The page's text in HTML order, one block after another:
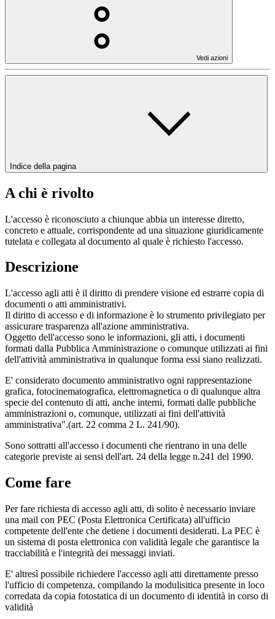
Vedi azioni
Indice della pagina
A chi è rivolto
L'accesso è riconosciuto a chiunque abbia un interesse diretto,
concreto e attuale, corrispondente ad una situazione giuridicamente
tutelata e collegata al documento al quale è richiesto l'accesso.
Descrizione
L'accesso agli atti è il diritto di prendere visione ed estrarre copia di
documenti o atti amministrativi.
Il diritto di accesso e di informazione è lo strumento privilegiato per
assicurare trasparenza all'azione amministrativa.
Oggetto dell'accesso sono le informazioni, gli atti, i documenti
formati dalla Pubblica Amministrazione o comunque utilizzati ai fini
dell'attività amministrativa in qualunque forma essi siano realizzati.
E' considerato documento amministrativo ogni rappresentazione
grafica, fotocinematografica, elettromagnetica o di qualunque altra
specie del contenuto di atti, anche interni, formati dalle pubbliche
amministrazioni o, comunque, utilizzati ai fini dell'attività
amministrativa".(art. 22 comma 2 L. 241/90).
Sono sottratti all'accesso i documenti che rientrano in una delle
categorie previste ai sensi dell'art. 24 della legge n.241 del 1990.
Come fare
Per fare richiesta di accesso agli atti, di solito è necessario inviare
una mail con PEC (Posta Elettronica Certificata) all'ufficio
competente dell'ente che detiene i documenti desiderati. La PEC è
un sistema di posta elettronica con validità legale che garantisce la
tracciabilità e l'integrità dei messaggi inviati.
E' altresì possibile richiedere l'accesso agli atti direttamente presso
l'ufficio di competenza, compilando la modulisitica presente in loco
corredata da copia fotostatica di un documento di identità in corso di
validità